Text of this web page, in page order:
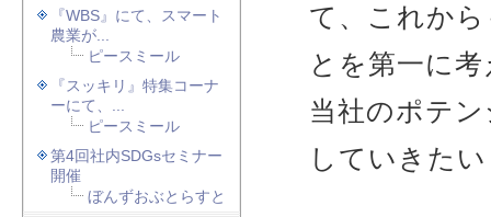
て、これか
とを第一に考
当社のポテ
していきた
『WBS』にて、スマート
農業が...
ピースミール
『スッキリ』特集コーナ
ーにて、...
ピースミール
第4回社内SDGsセミナー
開催
ぼんずおぶとらすと